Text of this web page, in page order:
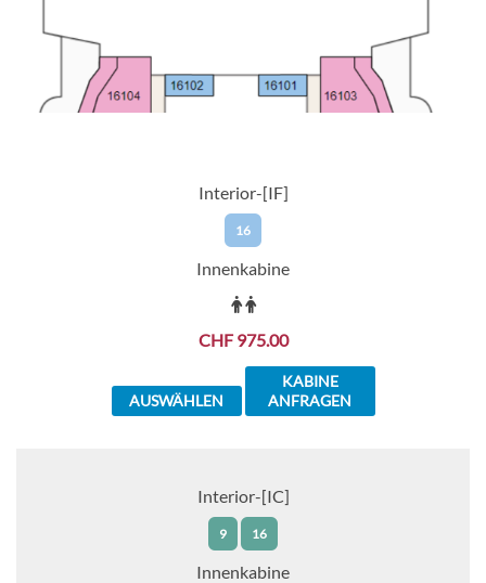
Interior-[IF]
16
Innenkabine
CHF 975.00
AUSWÄHLEN
KABINE
ANFRAGEN
Interior-[IC]
9 16
Innenkabine